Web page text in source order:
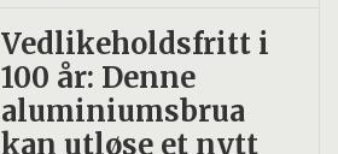
Vedlikeholdsfritt i
100 år: Denne
aluminiumsbrua
kan utløse et nytt